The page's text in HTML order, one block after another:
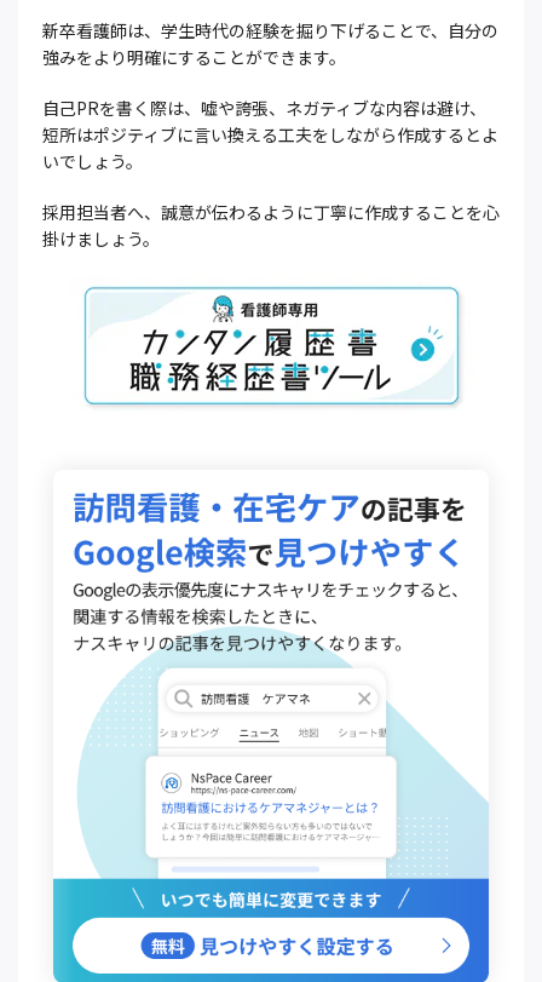
新卒看護師は、学生時代の経験を掘り下げることで、自分の
強みをより明確にすることができます。
自己PRを書く際は、嘘や誇張、ネガティブな内容は避け、
短所はポジティブに言い換える工夫をしながら作成するとよ
いでしょう。
採用担当者へ、誠意が伝わるように丁寧に作成することを心
掛けましょう。